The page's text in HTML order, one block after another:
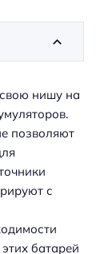
нишу на
позволяют
с
батарей